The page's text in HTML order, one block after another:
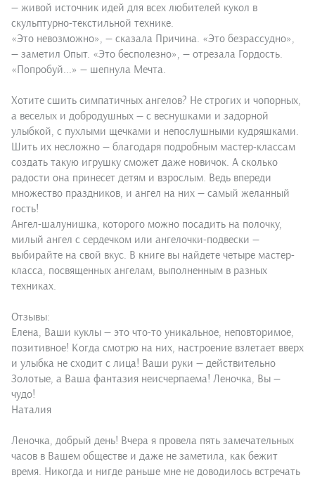
— живой источник идей для всех любителей кукол в
скульптурно-текстильной технике.
«Это невозможно», — сказала Причина. «Это безрассудно»,
— заметил Опыт. «Это бесполезно», — отрезала Гордость.
«Попробуй...» — шепнула Мечта.
Хотите сшить симпатичных ангелов? Не строгих и чопорных,
а веселых и добродушных — с веснушками и задорной
улыбкой, с пухлыми щечками и непослушными кудряшками.
Шить их несложно — благодаря подробным мастер-классам
создать такую игрушку сможет даже новичок. А сколько
радости она принесет детям и взрослым. Ведь впереди
множество праздников, и ангел на них — самый желанный
гость!
Ангел-шалунишка, которого можно посадить на полочку,
милый ангел с сердечком или ангелочки-подвески —
выбирайте на свой вкус. В книге вы найдете четыре мастер-
класса, посвященных ангелам, выполненным в разных
техниках.
Отзывы:
Елена, Ваши куклы — это что-то уникальное, неповторимое,
позитивное! Когда смотрю на них, настроение взлетает вверх
и улыбка не сходит с лица! Ваши руки — действительно
Золотые, а Ваша фантазия неисчерпаема! Леночка, Вы —
чудо!
Наталия
Леночка, добрый день! Вчера я провела пять замечательных
часов в Вашем обществе и даже не заметила, как бежит
время. Никогда и нигде раньше мне не доводилось встречать